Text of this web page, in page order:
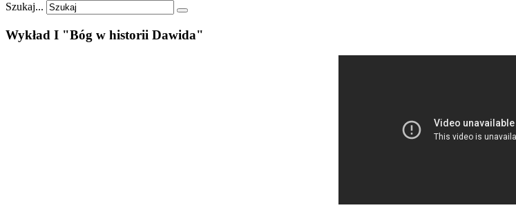
Szukaj...
Wykład I "Bóg w historii Dawida"